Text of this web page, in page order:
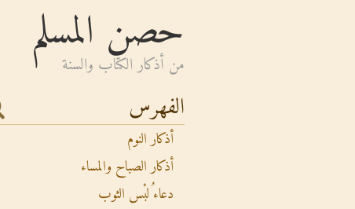
حصن المسلم
من أذكار الكتاب والسنة
الفهرس
أذكار النوم
أذكار الصباح والمساء
دعاء ُلبْس الثوب